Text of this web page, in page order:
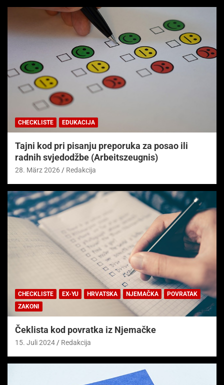
CHECKLISTE EDUKACIJA
Tajni kod pri pisanju preporuka za posao ili
radnih svjedodžbe (Arbeitszeugnis)
28. März 2026 Redakcija
CHECKLISTE EX-YU HRVATSKA NJEMAČKA
POVRATAK
ZAKONI
Čeklista kod povratka iz Njemačke
15. Juli 2024 Redakcija